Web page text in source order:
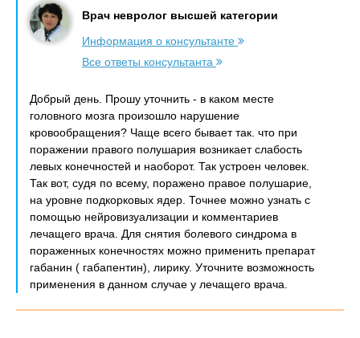
Врач невролог высшей категории
Информация о консультанте
Все ответы консультанта
Добрый день. Прошу уточнить - в каком месте
головного мозга произошло нарушение
кровообращения? Чаще всего бывает так. что при
поражении правого полушария возникает слабость
левых конечностей и наоборот. Так устроен человек.
Так вот, судя по всему, поражено правое полушарие,
на уровне подкорковых ядер. Точнее можно узнать с
помощью нейровизуализации и комментариев
лечащего врача. Для снятия болевого синдрома в
пораженных конечностях можно применить препарат
габанин ( габапентин), лирику. Уточните возможность
применения в данном случае у лечащего врача.